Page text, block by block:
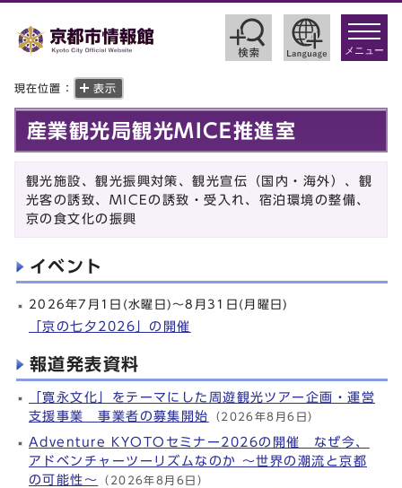
toggle
メニュー
現在位置： 表示
産業観光局観光MICE推進室
観光施設、観光振興対策、観光宣伝（国内・海外）、観
光客の誘致、MICEの誘致・受入れ、宿泊環境の整備、
京の食文化の振興
イベント
2026年7月1日(水曜日)～8月31日(月曜日)
「京の七夕2026」の開催
報道発表資料
「寛永文化」をテーマにした周遊観光ツアー企画・運営
支援事業 事業者の募集開始
（2026年8月6日）
Adventure KYOTOセミナー2026の開催 なぜ今、
アドベンチャーツーリズムなのか ～世界の潮流と京都
の可能性～
（2026年8月6日）